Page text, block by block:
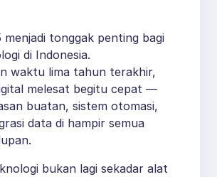
menjadi tonggak penting bagi
di Indonesia.
waktu lima tahun terakhir,
melesat begitu cepat —
buatan, sistem otomasi,
data di hampir semua
bukan lagi sekadar alat